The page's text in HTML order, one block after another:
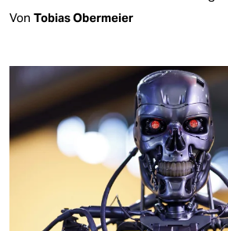
Von Tobias Obermeier